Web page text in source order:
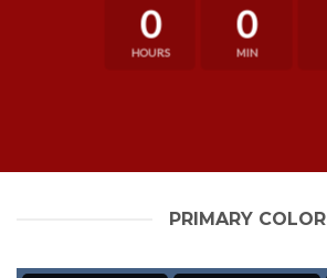
0
HOURS
0
MIN
PRIMARY COLOR